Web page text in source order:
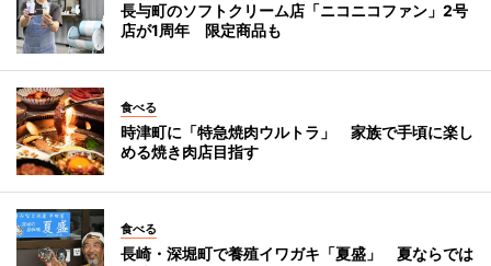
長与町のソフトクリーム店「ニコニコファン」2号
店が1周年 限定商品も
食べる
時津町に「特急焼肉ウルトラ」 家族で手頃に楽し
める焼き肉店目指す
食べる
長崎・深堀町で養殖イワガキ「夏盛」 夏ならでは